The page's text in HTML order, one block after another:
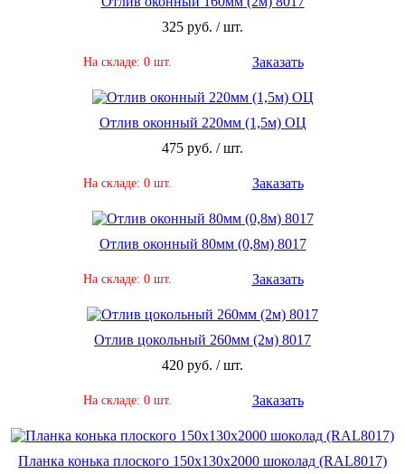
325 руб. / шт.
На складе: 0 шт. Заказать
Отлив оконный 220мм (1,5м) ОЦ
475 руб. / шт.
На складе: 0 шт. Заказать
Отлив оконный 80мм (0,8м) 8017
На складе: 0 шт. Заказать
Отлив цокольный 260мм (2м) 8017
420 руб. / шт.
На складе: 0 шт. Заказать
Планка конька плоского 150х130х2000 шоколад (RAL8017)